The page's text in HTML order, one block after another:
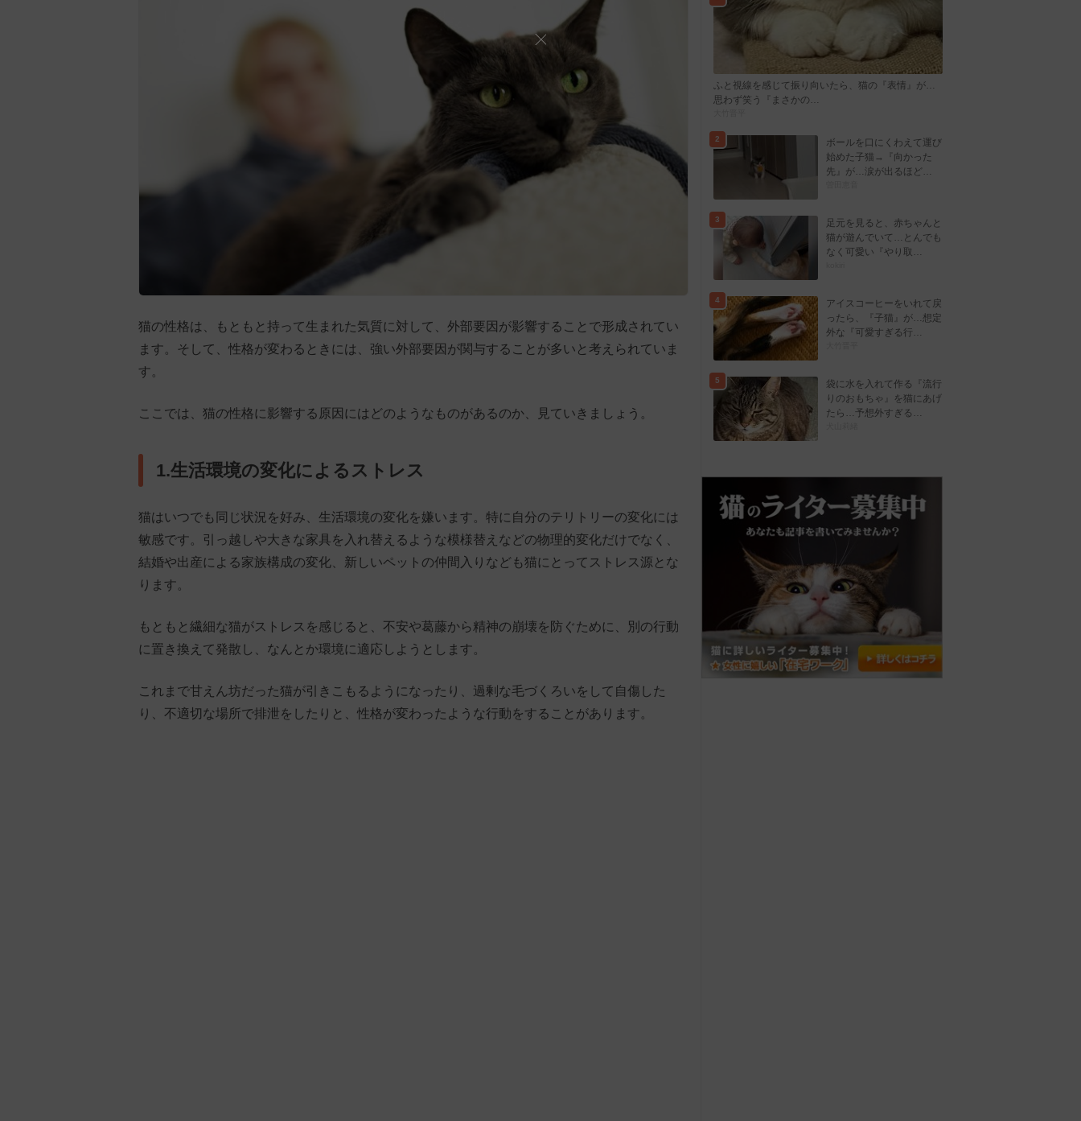
猫の性格は、もともと持って生まれた気質に対して、外部要因が影響することで形成されてい
ます。そして、性格が変わるときには、強い外部要因が関与することが多いと考えられていま
す。
ここでは、猫の性格に影響する原因にはどのようなものがあるのか、見ていきましょう。
1.生活環境の変化によるストレス
猫はいつでも同じ状況を好み、生活環境の変化を嫌います。特に自分のテリトリーの変化には
敏感です。引っ越しや大きな家具を入れ替えるような模様替えなどの物理的変化だけでなく、
結婚や出産による家族構成の変化、新しいペットの仲間入りなども猫にとってストレス源とな
ります。
もともと繊細な猫がストレスを感じると、不安や葛藤から精神の崩壊を防ぐために、別の行動
に置き換えて発散し、なんとか環境に適応しようとします。
これまで甘えん坊だった猫が引きこもるようになったり、過剰な毛づくろいをして自傷した
り、不適切な場所で排泄をしたりと、性格が変わったような行動をすることがあります。
ふと視線を感じて振り向いたら、猫の『表情』が…
思わず笑う『まさかの…
2
ボールを口にくわえて運び
始めた子猫→『向かった
先』が…涙が出るほど…
3
足元を見ると、赤ちゃんと
猫が遊んでいて…とんでも
なく可愛い『やり取…
4
アイスコーヒーをいれて戻
ったら、『子猫』が…想定
外な『可愛すぎる行…
5
袋に水を入れて作る『流行
りのおもちゃ』を猫にあげ
たら…予想外すぎる…